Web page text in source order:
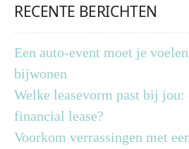
RECENTE BERICHTEN
Een auto-event moet je
bijwonen
Welke leasevorm past bij
financial lease?
Voorkom verrassingen met